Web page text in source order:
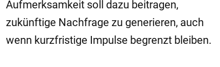
Aufmerksamkeit soll dazu beitragen,
zukünftige Nachfrage zu generieren, auch
wenn kurzfristige Impulse begrenzt bleiben.